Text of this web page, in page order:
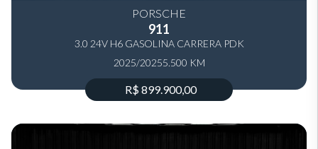
PORSCHE
911
3.0 24V H6 GASOLINA CARRERA PDK
2025/20255.500 KM
R$ 899.900,00